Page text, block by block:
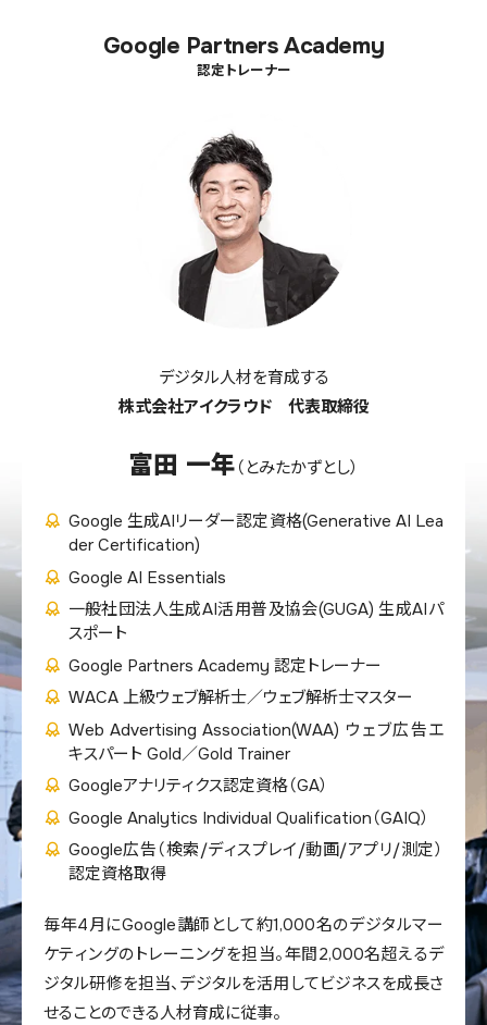
Google Partners Academy
認定トレーナー
デジタル人材を育成する
株式会社アイクラウド 代表取締役
富田 一年 （とみたかずとし）
Google 生成AIリーダー認定資格(Generative AI Lea
der Certification)
Google AI Essentials
一般社団法人生成AI活用普及協会(GUGA) 生成AIパ
スポート
Google Partners Academy 認定トレーナー
WACA 上級ウェブ解析士／ウェブ解析士マスター
Web Advertising Association(WAA) ウェブ広告エ
キスパート Gold／Gold Trainer
Googleアナリティクス認定資格（GA）
Google Analytics Individual Qualification（GAIQ）
Google広告（検索/ディスプレイ/動画/アプリ/測定）
認定資格取得
毎年4月にGoogle講師として約1,000名のデジタルマー
ケティングのトレーニングを担当。年間2,000名超えるデ
ジタル研修を担当、デジタルを活用してビジネスを成長さ
せることのできる人材育成に従事。